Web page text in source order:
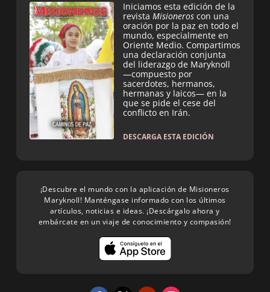
Iniciamos esta edición de la
revista Misioneros con una
oración por la paz en todo el
mundo, especialmente en
Oriente Medio. Compartimos
una declaración conjunta
del liderazgo de Maryknoll
—compuesto por
sacerdotes, hermanos,
hermanas y laicos— en la
que se pide el cese del
conflicto en Irán.
DESCARGA ESTA EDICIÓN
¡Descubre el mundo con la aplicación de Misioneros
Maryknoll! Manténgase informado con los últimos
artículos, noticias e ideas. ¡Descárgalo ahora y
embárcate en un viaje de conocimiento y compasión!